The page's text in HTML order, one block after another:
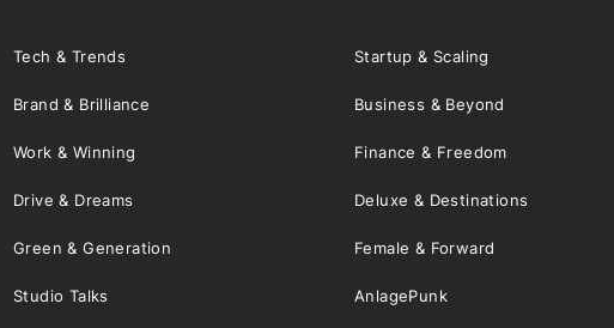
Tech & Trends Startup & Scaling
Brand & Brilliance Business & Beyond
Work & Winning Finance & Freedom
Drive & Dreams Deluxe & Destinations
Green & Generation Female & Forward
Studio Talks AnlagePunk